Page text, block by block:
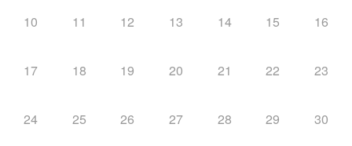
10 11 12 13 14 15 16
17 18 19 20 21 22 23
24 25 26 27 28 29 30